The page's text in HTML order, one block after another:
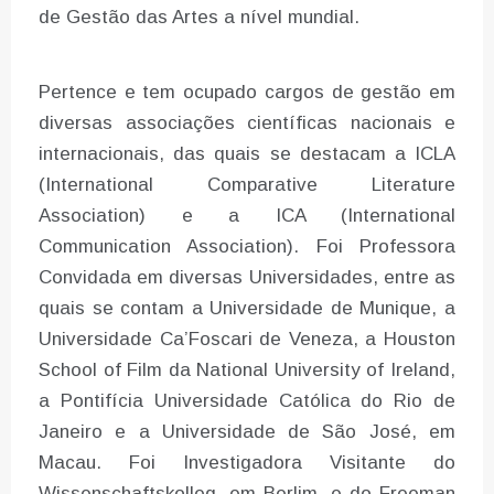
de Gestão das Artes a nível mundial.
Pertence e tem ocupado cargos de gestão em
diversas associações científicas nacionais e
internacionais, das quais se destacam a ICLA
(International Comparative Literature
Association) e a ICA (International
Communication Association). Foi Professora
Convidada em diversas Universidades, entre as
quais se contam a Universidade de Munique, a
Universidade Ca’Foscari de Veneza, a Houston
School of Film da National University of Ireland,
a Pontifícia Universidade Católica do Rio de
Janeiro e a Universidade de São José, em
Macau. Foi Investigadora Visitante do